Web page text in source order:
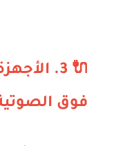
🔌 3.
فوق